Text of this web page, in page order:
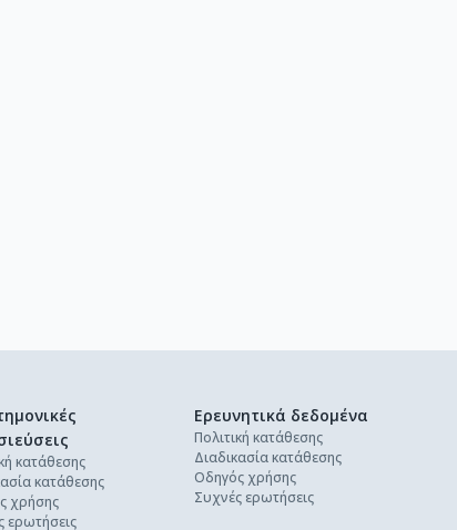
κατάθεσης
κατάθεσης
χρήσης
ερωτήσεις
Ερευνητικά δεδομένα
Πολιτική κατάθεσης
Διαδικασία κατάθεσης
Οδηγός χρήσης
Συχνές ερωτήσεις